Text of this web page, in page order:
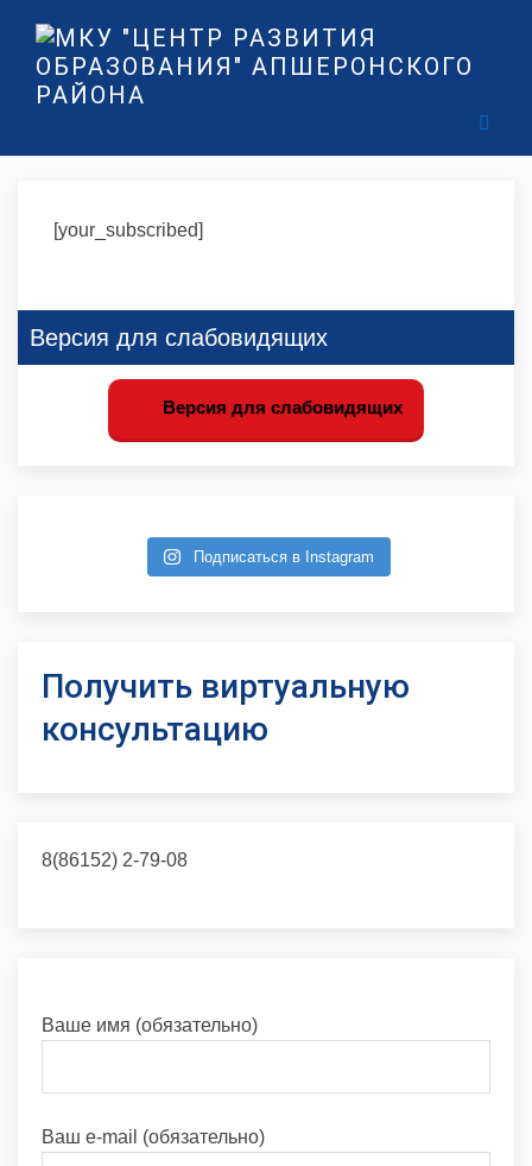
[your_subscribed]
Версия для слабовидящих
Версия для слабовидящих
Подписаться в Instagram
Получить виртуальную
консультацию
8(86152) 2-79-08
Ваше имя (обязательно)
Ваш e-mail (обязательно)